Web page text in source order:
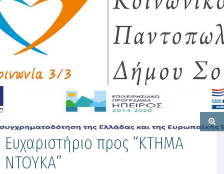
Ευχαριστήριο προς “ΚΤΗΜΑ
ΝΤΟΥΚΑ”